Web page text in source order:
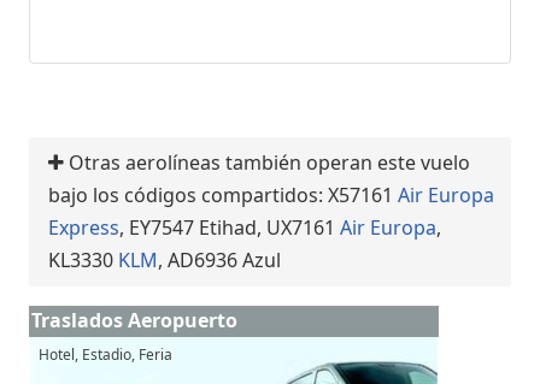
Otras aerolíneas también operan este vuelo
bajo los códigos compartidos: X57161 Air Europa
Express, EY7547 Etihad, UX7161 Air Europa,
KL3330 KLM, AD6936 Azul
Traslados Aeropuerto
Hotel, Estadio, Feria